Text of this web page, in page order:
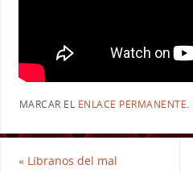
MARCAR EL ENLACE PERMANENTE.
«Líbranos del mal